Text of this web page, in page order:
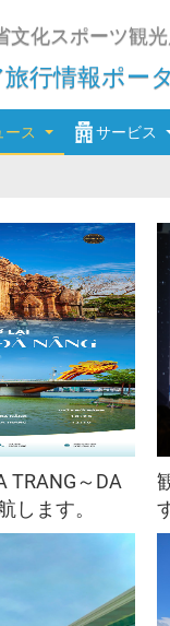
文化スポーツ観
行情報ポー
設の情報5つ星ホテル
4つ星ホテル
3つ星ホテル
2つ星ホテル
1つ星ホテル
まだランキン
ランキングさ
ース
の探索
活動 観光業界の活
イベントのニュ
観光振興
統計報告
ティブ指導
策
ービス
サービス
移動手段 - 航
ショッピング
銀行
喫茶店 - バー
スパ - 泥風呂
舞台芸術会場
TRANG～DA
します。